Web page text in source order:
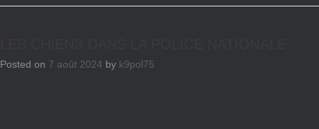
Posted on 7 août 2024 by k9pol75